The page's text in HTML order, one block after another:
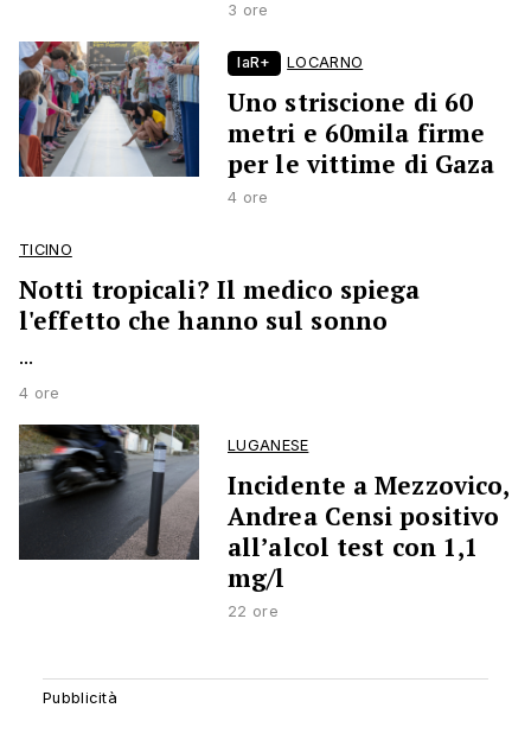
3 ore
laR+ LOCARNO
Uno striscione di 60
metri e 60mila firme
per le vittime di Gaza
4 ore
TICINO
Notti tropicali? Il medico spiega
l'effetto che hanno sul sonno
...
4 ore
LUGANESE
Incidente a Mezzovico,
Andrea Censi positivo
all’alcol test con 1,1
mg/l
22 ore